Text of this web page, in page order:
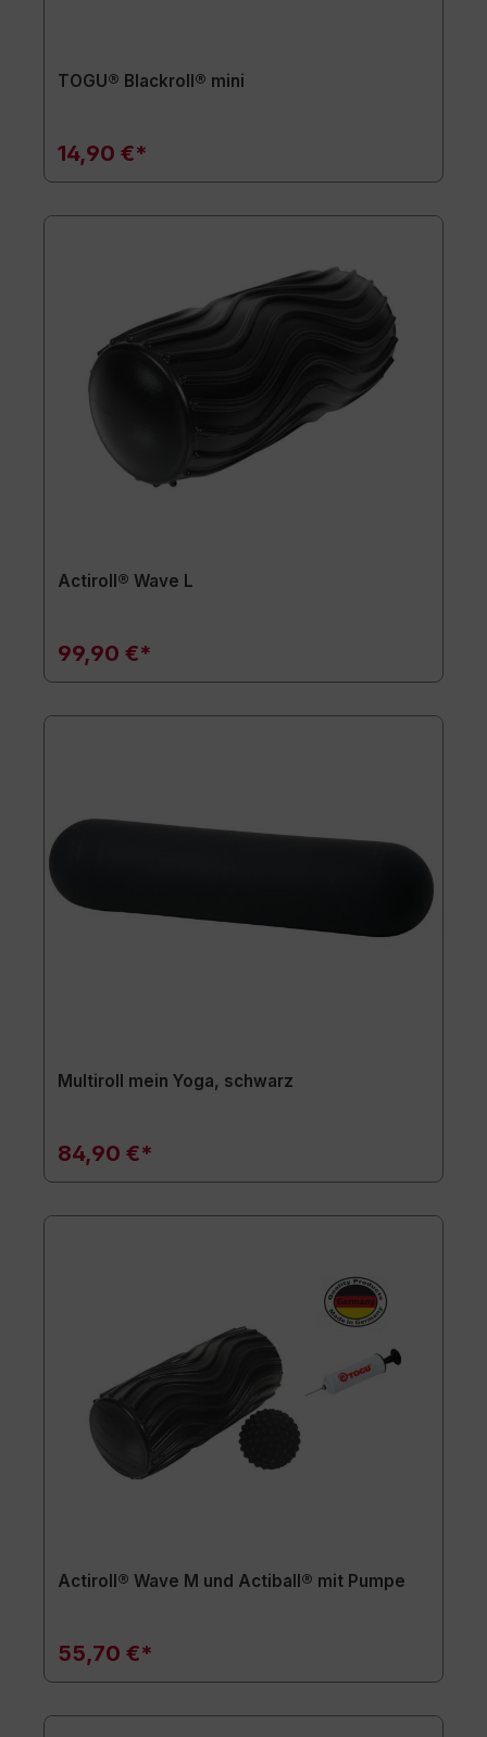
TOGU® Blackroll® mini
14,90 €*
Actiroll® Wave L
99,90 €*
Multiroll mein Yoga, schwarz
84,90 €*
Actiroll® Wave M und Actiball® mit Pumpe
55,70 €*